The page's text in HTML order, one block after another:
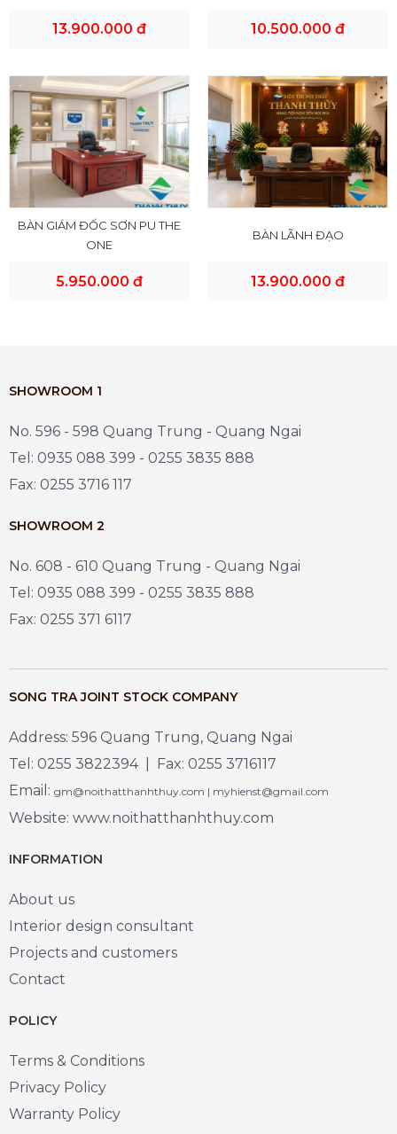
13.900.000 đ 10.500.000 đ
BÀN GIÁM ĐỐC SƠN PU THE
ONE
5.950.000 đ
BÀN LÃNH ĐẠO
13.900.000 đ
SHOWROOM 1
No. 596 - 598 Quang Trung - Quang Ngai
Tel: 0935 088 399 - 0255 3835 888
Fax: 0255 3716 117
SHOWROOM 2
No. 608 - 610 Quang Trung - Quang Ngai
Tel: 0935 088 399 - 0255 3835 888
Fax: 0255 371 6117
SONG TRA JOINT STOCK COMPANY
Address: 596 Quang Trung, Quang Ngai
Tel: 0255 3822394 | Fax: 0255 3716117
Email: gm@noithatthanhthuy.com | myhienst@gmail.com
Website: www.noithatthanhthuy.com
INFORMATION
About us
Interior design consultant
Projects and customers
Contact
POLICY
Terms & Conditions
Privacy Policy
Warranty Policy